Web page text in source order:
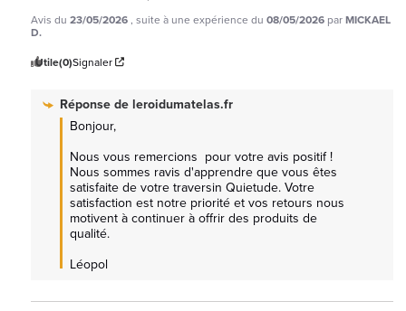
Avis du 23/05/2026, suite à une expérience du 08/05/2026 parMICKAEL
D.
Utile(0)Signaler
Réponse deleroidumatelas.fr
Bonjour,
Nous vous remercions  pour votre avis positif !
Nous sommes ravis d'apprendre que vous êtes
satisfaite de votre traversin Quietude. Votre
satisfaction est notre priorité et vos retours nous
motivent à continuer à offrir des produits de
qualité.
Léopol